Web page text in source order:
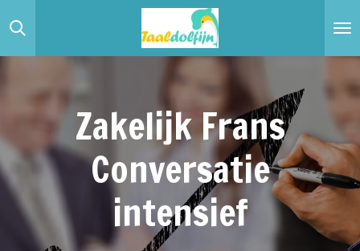
Ga
direct
hoofdinhoudZakelijk Frans
Conversatie
intensief